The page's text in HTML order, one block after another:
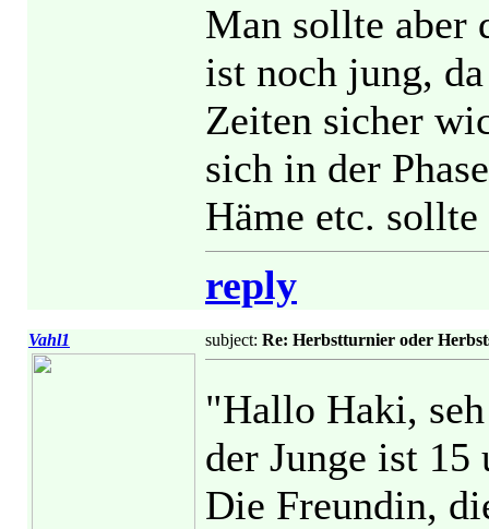
Man sollte aber
ist noch jung,
Zeiten sicher
sich in der
Häme etc.
reply
Vahl1 subject: Re: Herbstturnier oder
"Hallo Haki,
der Junge ist 15
Die Freundin,